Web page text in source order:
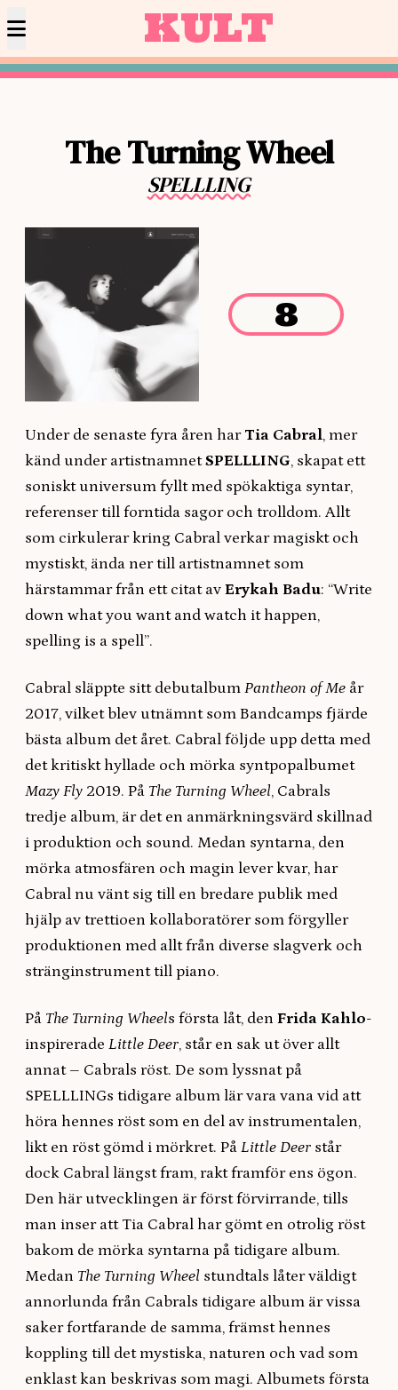
KULT
The Turning Wheel
SPELLLING
8
Under de senaste fyra åren har Tia Cabral, mer
känd under artistnamnetSPELLLING, skapat ett
soniskt universum fyllt med spökaktiga syntar,
referenser till forntida sagor och trolldom. Allt
som cirkulerar kring Cabral verkar magiskt och
mystiskt, ända ner till artistnamnet som
härstammar från ett citat av Erykah Badu: “Write
down what you want and watch it happen,
spelling is a spell”.
Cabral släppte sitt debutalbum Pantheon of Me år
2017, vilket blev utnämnt som Bandcamps fjärde
bästa album det året. Cabral följde upp detta med
det kritiskt hyllade och mörka syntpopalbumet
Mazy Fly 2019. På The Turning Wheel, Cabrals
tredje album, är det en anmärkningsvärd skillnad
i produktion och sound. Medan syntarna, den
mörka atmosfären och magin lever kvar, har
Cabral nu vänt sig till en bredare publik med
hjälp av trettioen kollaboratörer som förgyller
produktionen med allt från diverse slagverk och
stränginstrument till piano.
På The Turning Wheels första låt, den Frida Kahlo-
inspirerade Little Deer, står en sak ut över allt
annat – Cabrals röst. De som lyssnat på
SPELLLINGs tidigare album lär vara vana vid att
höra hennes röst som en del av instrumentalen,
likt en röst gömd i mörkret. På Little Deer står
dock Cabral längst fram, rakt framför ens ögon.
Den här utvecklingen är först förvirrande, tills
man inser att Tia Cabral har gömt en otrolig röst
bakom de mörka syntarna på tidigare album.
Medan The Turning Wheel stundtals låter väldigt
annorlunda från Cabrals tidigare album är vissa
saker fortfarande de samma, främst hennes
koppling till det mystiska, naturen och vad som
enklast kan beskrivas som magi. Albumets första